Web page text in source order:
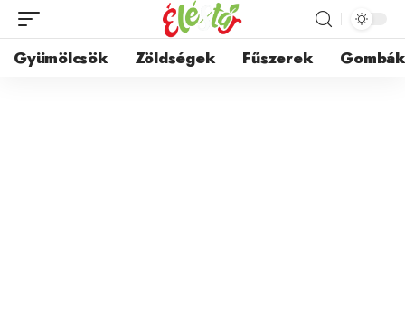
Gyümölcsök Zöldségek Fűszerek Gombák